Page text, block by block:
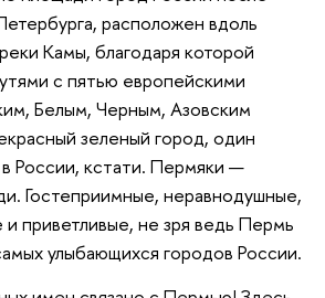
расположен вдоль
Камы, благодаря которой
с пятью европейскими
Белым, Черным, Азовским
зеленый город, один
России, кстати. Пермяки —
Гостеприимные, неравнодушные,
и приветливые, не зря ведь Пермь
улыбающихся городов России.